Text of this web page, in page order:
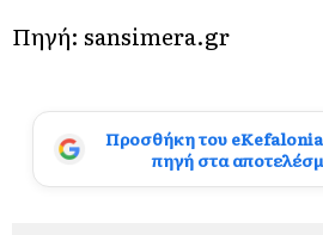
Πηγή: sansimera.gr
Προσθήκη του
πηγή στα